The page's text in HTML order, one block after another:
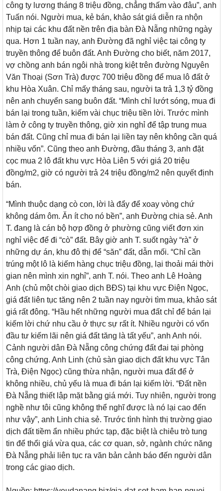
công ty lương tháng 8 triệu đồng, chẳng thấm vào đâu”, anh
Tuấn nói. Người mua, kẻ bán, khảo sát giá diễn ra nhộn
nhịp tại các khu đất nền trên địa bàn Đà Nẵng những ngày
qua. Hơn 1 tuần nay, anh Đường đã nghỉ việc tại công ty
truyền thông để buôn đất. Anh Đường cho biết, năm 2017,
vợ chồng anh bán ngôi nhà trong kiệt trên đường Nguyên
Văn Thoại (Sơn Trà) được 700 triệu đồng để mua lô đất ở
khu Hòa Xuân. Chỉ mấy tháng sau, người ta trả 1,3 tỷ đồng
nên anh chuyển sang buôn đất. “Mình chỉ lướt sóng, mua đi
bán lại trong tuần, kiếm vài chục triệu tiền lời. Trước mình
làm ở công ty truyền thông, giờ xin nghỉ để tập trung mua
bán đất. Cũng chỉ mua đi bán lại liền tay nên không cần quá
nhiều vốn”. Cũng theo anh Đường, đầu tháng 3, anh đặt
cọc mua 2 lô đất khu vực Hòa Liên 5 với giá 20 triệu
đồng/m2, giờ có người trả 24 triệu đồng/m2 nên quyết định
bán.
“Mình thuộc dạng cò con, lời là đẩy để xoay vòng chứ
không dám ôm. Ăn ít cho nó bền”, anh Đường chia sẻ. Anh
T. đang là cán bộ hợp đồng ở phường cũng viết đơn xin
nghỉ việc để đi “cò” đất. Bây giờ anh T. suốt ngày “rà” ở
những dự án, khu đô thị để “săn” đất, dẫn mối. “Chỉ cần
trúng một lô là kiếm hàng chục triệu đồng, lại thoải mái thời
gian nên mình xin nghỉ”, anh T. nói. Theo anh Lê Hoàng
Anh (chủ một chòi giao dịch BĐS) tại khu vực Điện Ngọc,
giá đất liên tục tăng nên 2 tuần nay người tìm mua, khảo sát
giá rất đông. “Hầu hết những người mua đất chỉ để bán lại
kiếm lời chứ nhu cầu ở thực sự rất ít. Nhiều người có vốn
đầu tư kiếm lãi nên giá đất tăng là tất yếu”, anh Anh nói.
Cảnh người dân Đà Nẵng công chứng đất đai tại phòng
công chứng. Anh Linh (chủ sàn giao dịch đất khu vực Tân
Trà, Điện Ngọc) cũng thừa nhận, người mua đất để ở
không nhiều, chủ yếu là mua đi bán lại kiếm lời. “Đất nền
Đà Nẵng thiết lập mặt bằng giá mới. Tuy nhiên, người trong
nghề như tôi cũng không thể nghĩ được là nó lại cao đến
như vậy”, anh Linh chia sẻ. Trước tình hình thị trường giao
dịch đất tiềm ẩn nhiều phức tạp, đặc biệt là chiêu trò tung
tin để thổi giá vừa qua, các cơ quan, sở, ngành chức năng
Đà Nẵng phải liên tục ra văn bản cảnh báo đến người dân
trong các giao dịch.